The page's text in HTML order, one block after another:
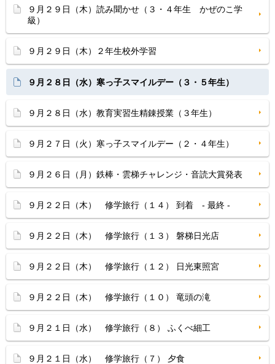
９月２９日（木）読み聞かせ（３・４年生 かぜのこ学
級）
９月２９日（木）２年生校外学習
９月２８日（水）寒っ子スマイルデー（３・５年生）
９月２８日（水）教育実習生精錬授業（３年生）
９月２７日（火）寒っ子スマイルデー（２・４年生）
９月２６日（月）鉄棒・雲梯チャレンジ・音読大賞発表
９月２２日（木） 修学旅行（１４） 到着 - 最終 -
９月２２日（木） 修学旅行（１３） 磐梯日光店
９月２２日（木） 修学旅行（１２） 日光東照宮
９月２２日（木） 修学旅行（１０） 竜頭の滝
９月２１日（水） 修学旅行（８） ふくべ細工
９月２１日（水） 修学旅行（７） 夕食